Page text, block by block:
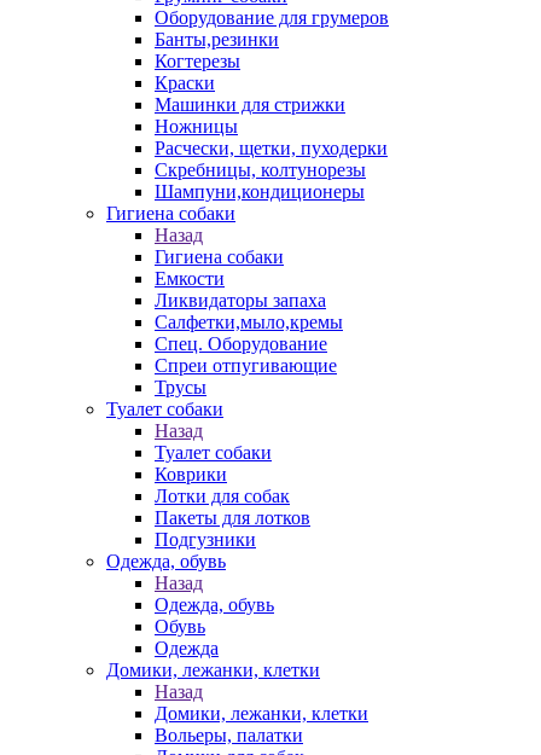
Оборудование для грумеров
Банты,резинки
Когтерезы
Краски
Машинки для стрижки
Ножницы
Расчески, щетки, пуходерки
Скребницы, колтунорезы
Шампуни,кондиционеры
Гигиена собаки
Назад
Гигиена собаки
Емкости
Ликвидаторы запаха
Салфетки,мыло,кремы
Спец. Оборудование
Спреи отпугивающие
Трусы
Туалет собаки
Назад
Туалет собаки
Коврики
Лотки для собак
Пакеты для лотков
Подгузники
Одежда, обувь
Назад
Одежда, обувь
Обувь
Одежда
Домики, лежанки, клетки
Назад
Домики, лежанки, клетки
Вольеры, палатки